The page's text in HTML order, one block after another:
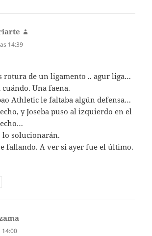
14:39
rotura de un ligamento .. agur liga…
Una faena.
Athletic le faltaba algún defensa…
y Joseba puso al izquierdo en el
lo solucionarán.
fallando. A ver si ayer fue el último.
14:00